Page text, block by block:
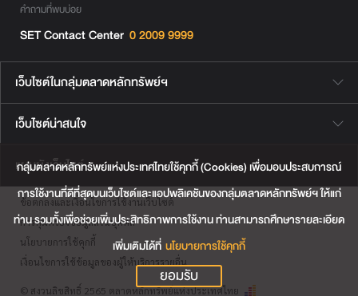
คำถามที่พบบ่อย
SET Contact Center 0 2009 9999
เว็บไซต์ในกลุ่มตลาดหลักทรัพย์ฯ
เว็บไซต์น่าสนใจ
แผนผังเว็บไซต์
ข้อตกลงและเงื่อนไขการใช้งานเว็บไซต์
การคุ้มครองข้อมูลส่วนบุคคล
นโยบายการใช้คุกกี้
เงื่อนไขการใช้ข้อมูลของผู้ให้บริการรายอื่น
© สงวนลิขสิทธิ์ 2565 ตลาดหลักทรัพย์แห่งประเทศไทย
กลุ่มตลาดหลักทรัพย์แห่งประเทศไทยใช้คุกกี้ (Cookies) เพื่อมอบประสบการณ์
การใช้งานที่ดีที่สุดบนเว็บไซต์และแอปพลิเคชันของกลุ่มตลาดหลักทรัพย์ฯ ให้แก่
ท่าน รวมทั้งเพื่อช่วยเพิ่มประสิทธิภาพการใช้งาน ท่านสามารถศึกษารายละเอียด
เพิ่มเติมได้ที่ นโยบายการใช้คุกกี้
ยอมรับ